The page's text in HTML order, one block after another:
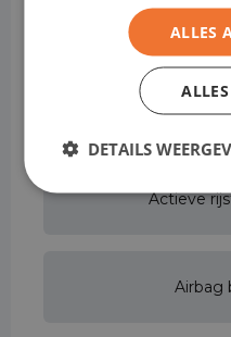
Opties &
Achterbank in
Actieve
Airbag
ALLES
DETAILS